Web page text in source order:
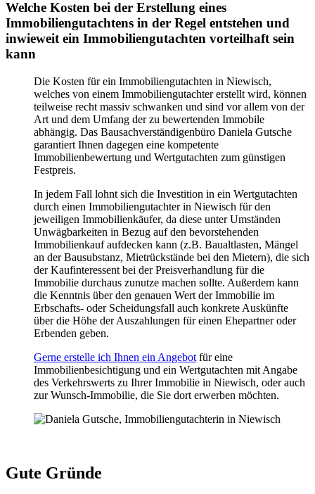
Welche Kosten bei der Erstellung eines
Immobiliengutachtens in der Regel entstehen und
inwieweit ein Immobiliengutachten vorteilhaft sein
kann
Die Kosten für ein Immobiliengutachten in Niewisch,
welches von einem Immobiliengutachter erstellt wird, können
teilweise recht massiv schwanken und sind vor allem von der
Art und dem Umfang der zu bewertenden Immobile
abhängig. Das Bausachverständigenbüro Daniela Gutsche
garantiert Ihnen dagegen eine kompetente
Immobilienbewertung und Wertgutachten zum günstigen
Festpreis.
In jedem Fall lohnt sich die Investition in ein Wertgutachten
durch einen Immobiliengutachter in Niewisch für den
jeweiligen Immobilienkäufer, da diese unter Umständen
Unwägbarkeiten in Bezug auf den bevorstehenden
Immobilienkauf aufdecken kann (z.B. Baualtlasten, Mängel
an der Bausubstanz, Mietrückstände bei den Mietern), die sich
der Kaufinteressent bei der Preisverhandlung für die
Immobilie durchaus zunutze machen sollte. Außerdem kann
die Kenntnis über den genauen Wert der Immobilie im
Erbschafts- oder Scheidungsfall auch konkrete Auskünfte
über die Höhe der Auszahlungen für einen Ehepartner oder
Erbenden geben.
Gerne erstelle ich Ihnen ein Angebot für eine
Immobilienbesichtigung und ein Wertgutachten mit Angabe
des Verkehrswerts zu Ihrer Immobilie in Niewisch, oder auch
zur Wunsch-Immobilie, die Sie dort erwerben möchten.
Gute Gründe